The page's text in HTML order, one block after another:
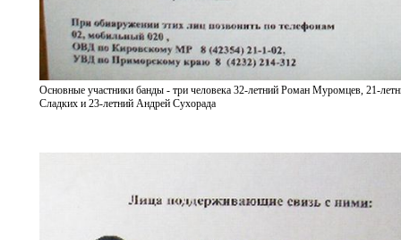
Основные участники банды - три человека 32-летний Роман Муромцев, 21-
Сладких и 23-летний Андрей Сухорада